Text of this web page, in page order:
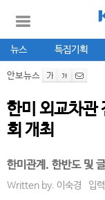
뉴스 특집기획
안보뉴스
한미 외교차관
회 개최
한미관계. 한반도 및
Written by. 이숙경 입